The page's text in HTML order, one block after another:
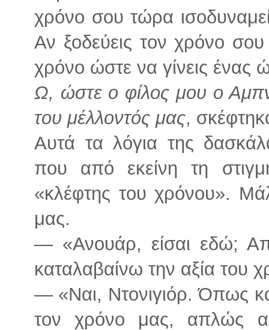
χρόνο σου τώρα
Αν ξοδεύεις τον χρόνο σου
χρόνο ώστε να γίνεις
Ω, ώστε ο φίλος μου ο
του μέλλοντός μας,
Αυτά τα λόγια της
που από εκείνη τη
«κλέφτης του χρόνου».
μας.
— «Ανουάρ, είσαι εδώ;
καταλαβαίνω την αξία του
— «Ναι, Ντονιγιόρ. Όπως
τον χρόνο μας, απλώς